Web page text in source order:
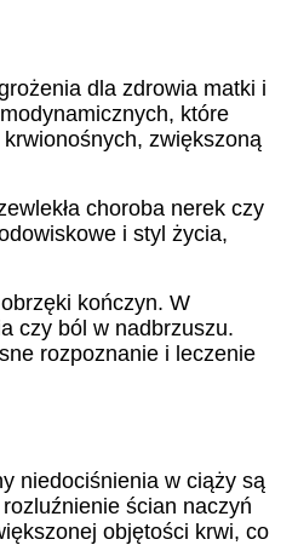
dla zdrowia matki i
które
zwiększoną
choroba nerek czy
i styl życia,
kończyn. W
czy ból w nadbrzuszu.
rozpoznanie i leczenie
niedociśnienia w ciąży są
ścian naczyń
objętości krwi, co